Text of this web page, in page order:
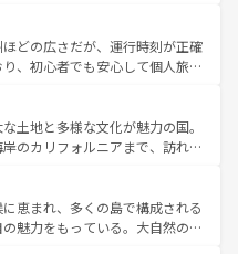
ぞれで全く異なる文化を体験で
お、新着のフランス情報はコンテンツ一覧
てほしい。 なお、新着の
一覧を参照してほしい。
る。また、優雅なアフタヌーン
まらない英国パブ、サッカー観
きる体験も豊富。イギリスを旅
。
どの広さだが、運行時刻が正確
、初心者でも安心して個人旅行
、スイスならではのユニークな
光だけでなく町歩きも満喫する
が高いため物価も高いが、旅行
むこともできる。 なお、新
ツ一覧 を参照してほしい。
土地と多様な文化が魅力の国。
のカリフォルニアまで、訪れる
、ショッピング、エンターテイ
なスポットだ。一方、アメリカ
グランドキャニオンやイエロー
恵まれ、多くの島で構成される
魅力をもっている。大自然の神